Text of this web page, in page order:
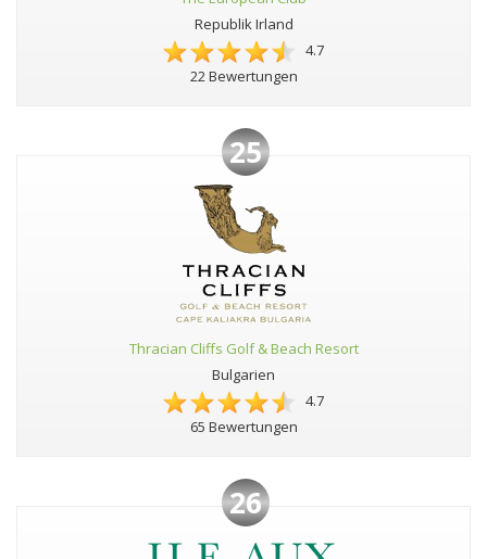
Republik Irland
4.7
22 Bewertungen
25
Thracian Cliffs Golf & Beach Resort
Bulgarien
4.7
65 Bewertungen
26